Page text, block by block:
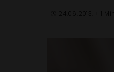
24.06.2013.